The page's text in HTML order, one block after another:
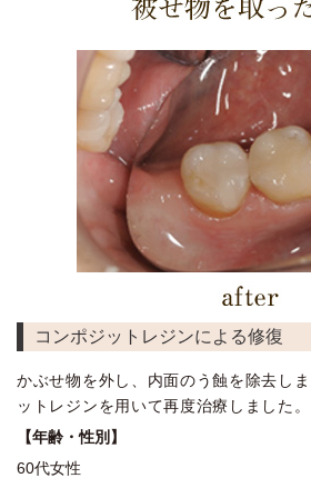
コンポジットレジンによる修復
かぶせ物を外し、内面のう蝕を除去し
ットレジンを用いて再度治療しました。
【年齢・性別】
60代女性